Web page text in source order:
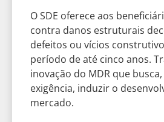
O SDE oferece aos
contra danos estruturais
defeitos ou vícios
período de até cinco anos.
inovação do MDR que
exigência, induzir o
mercado.